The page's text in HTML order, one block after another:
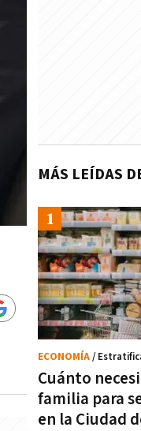
MÁS LEÍDAS
Cuánto
familia para
en la Ciudad
ECONOMÍA/